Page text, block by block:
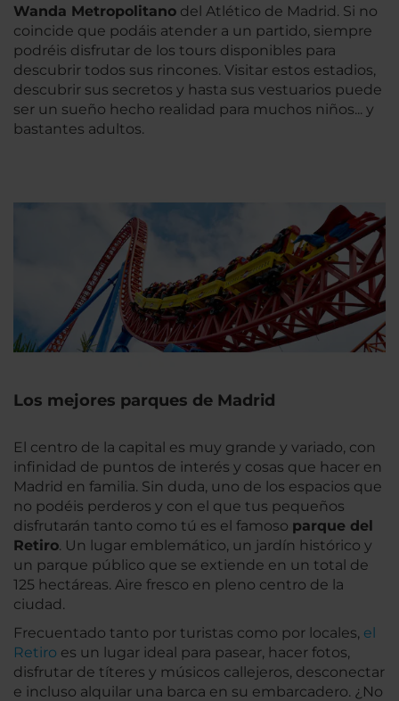
Wanda Metropolitano del Atlético de Madrid. Si no
coincide que podáis atender a un partido, siempre
podréis disfrutar de los tours disponibles para
descubrir todos sus rincones. Visitar estos estadios,
descubrir sus secretos y hasta sus vestuarios puede
ser un sueño hecho realidad para muchos niños... y
bastantes adultos.
Los mejores parques de Madrid
El centro de la capital es muy grande y variado, con
infinidad de puntos de interés y cosas que hacer en
Madrid en familia. Sin duda, uno de los espacios que
no podéis perderos y con el que tus pequeños
disfrutarán tanto como tú es el famoso parque del
Retiro. Un lugar emblemático, un jardín histórico y
un parque público que se extiende en un total de
125 hectáreas. Aire fresco en pleno centro de la
ciudad.
Frecuentado tanto por turistas como por locales, el
Retiro es un lugar ideal para pasear, hacer fotos,
disfrutar de títeres y músicos callejeros, desconectar
e incluso alquilar una barca en su embarcadero. ¿No